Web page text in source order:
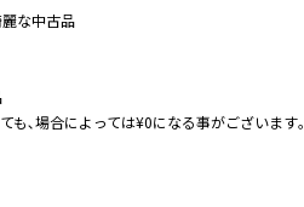
な中古品
､場合によっては¥0になる事がございます｡